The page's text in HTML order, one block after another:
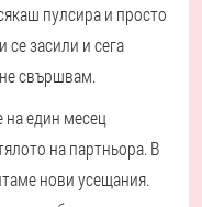
пулсира и просто
засили и сега
свършвам.
на един месец
на партньора. В
нови усещания.